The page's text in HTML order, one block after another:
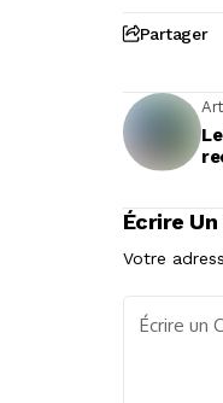
Partager
Écrire
Votre